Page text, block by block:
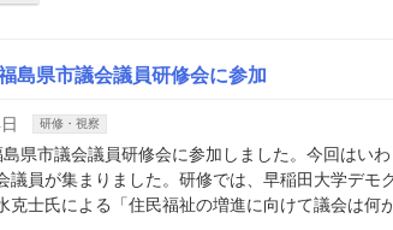
島県市議会議員研修会に参加
研修・視察
県市議会議員研修会に参加しました。今回はい
議員が集まりました。研修では、早稲田大学デモ
克士氏による「住民福祉の増進に向けて議会は何